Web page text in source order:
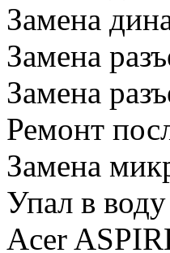
Замена
Замена
Замена
Ремонт
Замена
Упал в воду
Acer